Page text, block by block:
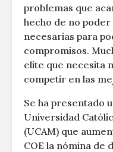
problemas que
hecho de no
necesarias para
compromisos.
elite que necesita
competir en las
Se ha presentado
Universidad
(UCAM) que
COE la nómina de